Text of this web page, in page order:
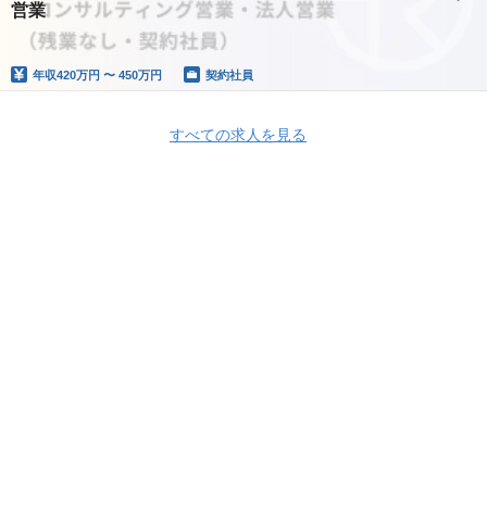
営業
年収420万円 〜 450万円 契約社員
すべての求人を見る